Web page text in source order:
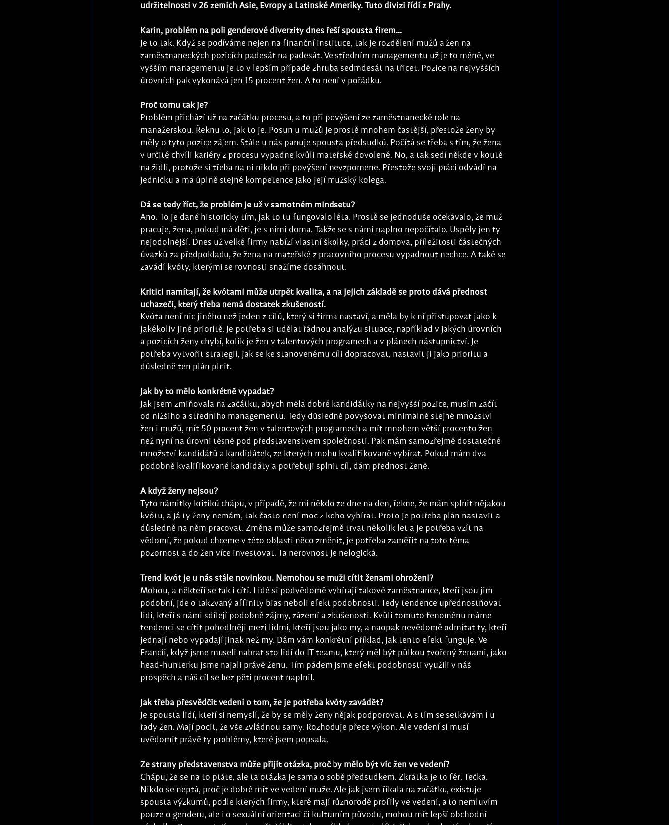
udržitelnosti v 26 zemích Asie, Evropy a Latinské Ameriky. Tuto divizi řídí z Prahy.
Karin, problém na poli genderové diverzity dnes řeší spousta firem...
Je to tak. Když se podíváme nejen na finanční instituce, tak je rozdělení mužů a žen na
zaměstnaneckých pozicích padesát na padesát. Ve středním managementu už je to méně, ve
vyšším managementu je to v lepším případě zhruba sedmdesát na třicet. Pozice na nejvyšších
úrovních pak vykonává jen 15 procent žen. A to není v pořádku.
Proč tomu tak je?
Problém přichází už na začátku procesu, a to při povýšení ze zaměstnanecké role na
manažerskou. Řeknu to, jak to je. Posun u mužů je prostě mnohem častější, přestože ženy by
měly o tyto pozice zájem. Stále u nás panuje spousta předsudků. Počítá se třeba s tím, že žena
v určité chvíli kariéry z procesu vypadne kvůli mateřské dovolené. No, a tak sedí někde v koutě
na židli, protože si třeba na ni nikdo při povýšení nevzpomene. Přestože svoji práci odvádí na
jedničku a má úplně stejné kompetence jako její mužský kolega.
Dá se tedy říct, že problém je už v samotném mindsetu?
Ano. To je dané historicky tím, jak to tu fungovalo léta. Prostě se jednoduše očekávalo, že muž
pracuje, žena, pokud má děti, je s nimi doma. Takže se s námi naplno nepočítalo. Uspěly jen ty
nejodolnější. Dnes už velké firmy nabízí vlastní školky, práci z domova, příležitosti částečných
úvazků za předpokladu, že žena na mateřské z pracovního procesu vypadnout nechce. A také se
zavádí kvóty, kterými se rovnosti snažíme dosáhnout.
Kritici namítají, že kvótami může utrpět kvalita, a na jejich základě se proto dává přednost
uchazeči, který třeba nemá dostatek zkušeností.
Kvóta není nic jiného než jeden z cílů, který si firma nastaví, a měla by k ní přistupovat jako k
jakékoliv jiné prioritě. Je potřeba si udělat řádnou analýzu situace, například v jakých úrovních
a pozicích ženy chybí, kolik je žen v talentových programech a v plánech nástupnictví. Je
potřeba vytvořit strategii, jak se ke stanovenému cíli dopracovat, nastavit ji jako prioritu a
důsledně ten plán plnit.
Jak by to mělo konkrétně vypadat?
Jak jsem zmiňovala na začátku, abych měla dobré kandidátky na nejvyšší pozice, musím začít
od nižšího a středního managementu. Tedy důsledně povyšovat minimálně stejné množství
žen i mužů, mít 50 procent žen v talentových programech a mít mnohem větší procento žen
než nyní na úrovni těsně pod představenstvem společnosti. Pak mám samozřejmě dostatečné
množství kandidátů a kandidátek, ze kterých mohu kvalifikovaně vybírat. Pokud mám dva
podobně kvalifikované kandidáty a potřebuji splnit cíl, dám přednost ženě.
A když ženy nejsou?
Tyto námitky kritiků chápu, v případě, že mi někdo ze dne na den, řekne, že mám splnit nějakou
kvótu, a já ty ženy nemám, tak často není moc z koho vybírat. Proto je potřeba plán nastavit a
důsledně na něm pracovat. Změna může samozřejmě trvat několik let a je potřeba vzít na
vědomí, že pokud chceme v této oblasti něco změnit, je potřeba zaměřit na toto téma
pozornost a do žen více investovat. Ta nerovnost je nelogická.
Trend kvót je u nás stále novinkou. Nemohou se muži cítit ženami ohroženi?
Mohou, a někteří se tak i cítí. Lidé si podvědomě vybírají takové zaměstnance, kteří jsou jim
podobní, jde o takzvaný affinity bias neboli efekt podobnosti. Tedy tendence upřednostňovat
lidi, kteří s námi sdílejí podobné zájmy, zázemí a zkušenosti. Kvůli tomuto fenoménu máme
tendenci se cítit pohodlněji mezi lidmi, kteří jsou jako my, a naopak nevědomě odmítat ty, kteří
jednají nebo vypadají jinak než my. Dám vám konkrétní příklad, jak tento efekt funguje. Ve
Francii, když jsme museli nabrat sto lidí do IT teamu, který měl být půlkou tvořený ženami, jako
head-hunterku jsme najali právě ženu. Tím pádem jsme efekt podobnosti využili v náš
prospěch a náš cíl se bez pěti procent naplnil.
Jak třeba přesvědčit vedení o tom, že je potřeba kvóty zavádět?
Je spousta lidí, kteří si nemyslí, že by se měly ženy nějak podporovat. A s tím se setkávám i u
řady žen. Mají pocit, že vše zvládnou samy. Rozhoduje přece výkon. Ale vedení si musí
uvědomit právě ty problémy, které jsem popsala.
Ze strany představenstva může přijít otázka, proč by mělo být víc žen ve vedení?
Chápu, že se na to ptáte, ale ta otázka je sama o sobě předsudkem. Zkrátka je to fér. Tečka.
Nikdo se neptá, proč je dobré mít ve vedení muže. Ale jak jsem říkala na začátku, existuje
spousta výzkumů, podle kterých firmy, které mají různorodé profily ve vedení, a to nemluvím
pouze o genderu, ale i o sexuální orientaci či kulturním původu, mohou mít lepší obchodní